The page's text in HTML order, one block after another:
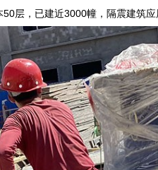
层，已建近3000幢，隔震建筑